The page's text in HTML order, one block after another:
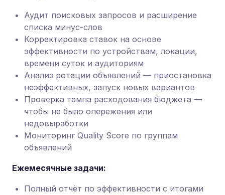
Аудит поисковых запросов и расширение
списка минус-слов
Корректировка ставок на основе
эффективности по устройствам, локации,
времени суток и аудиториям
Анализ ротации объявлений — приостановка
неэффективных, запуск новых вариантов
Проверка темпа расходования бюджета —
чтобы не было опережения или
недовыработки
Мониторинг Quality Score по группам
объявлений
Ежемесячные задачи:
Полный отчёт по эффективности с итогами